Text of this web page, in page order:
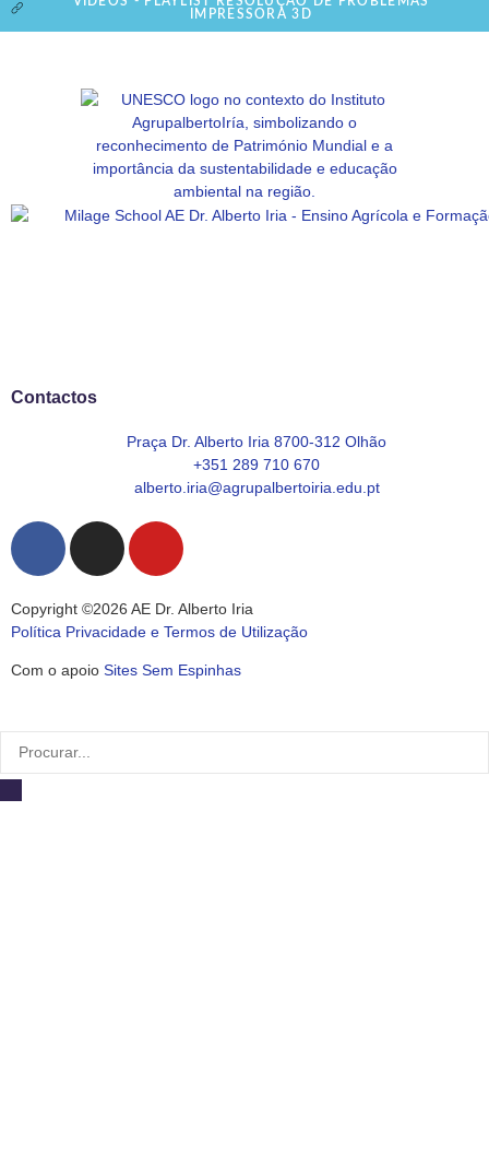
IMPRESSORA 3D
Contactos
Praça Dr. Alberto Iria 8700-312 Olhão
+351 289 710 670
alberto.iria@agrupalbertoiria.edu.pt
Copyright ©2026 AE Dr. Alberto Iria
Política Privacidade e Termos de Utilização
Com o apoio Sites Sem Espinhas